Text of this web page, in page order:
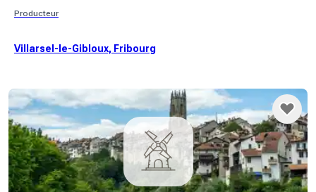
Producteur
Villarsel-le-Gibloux, Fribourg